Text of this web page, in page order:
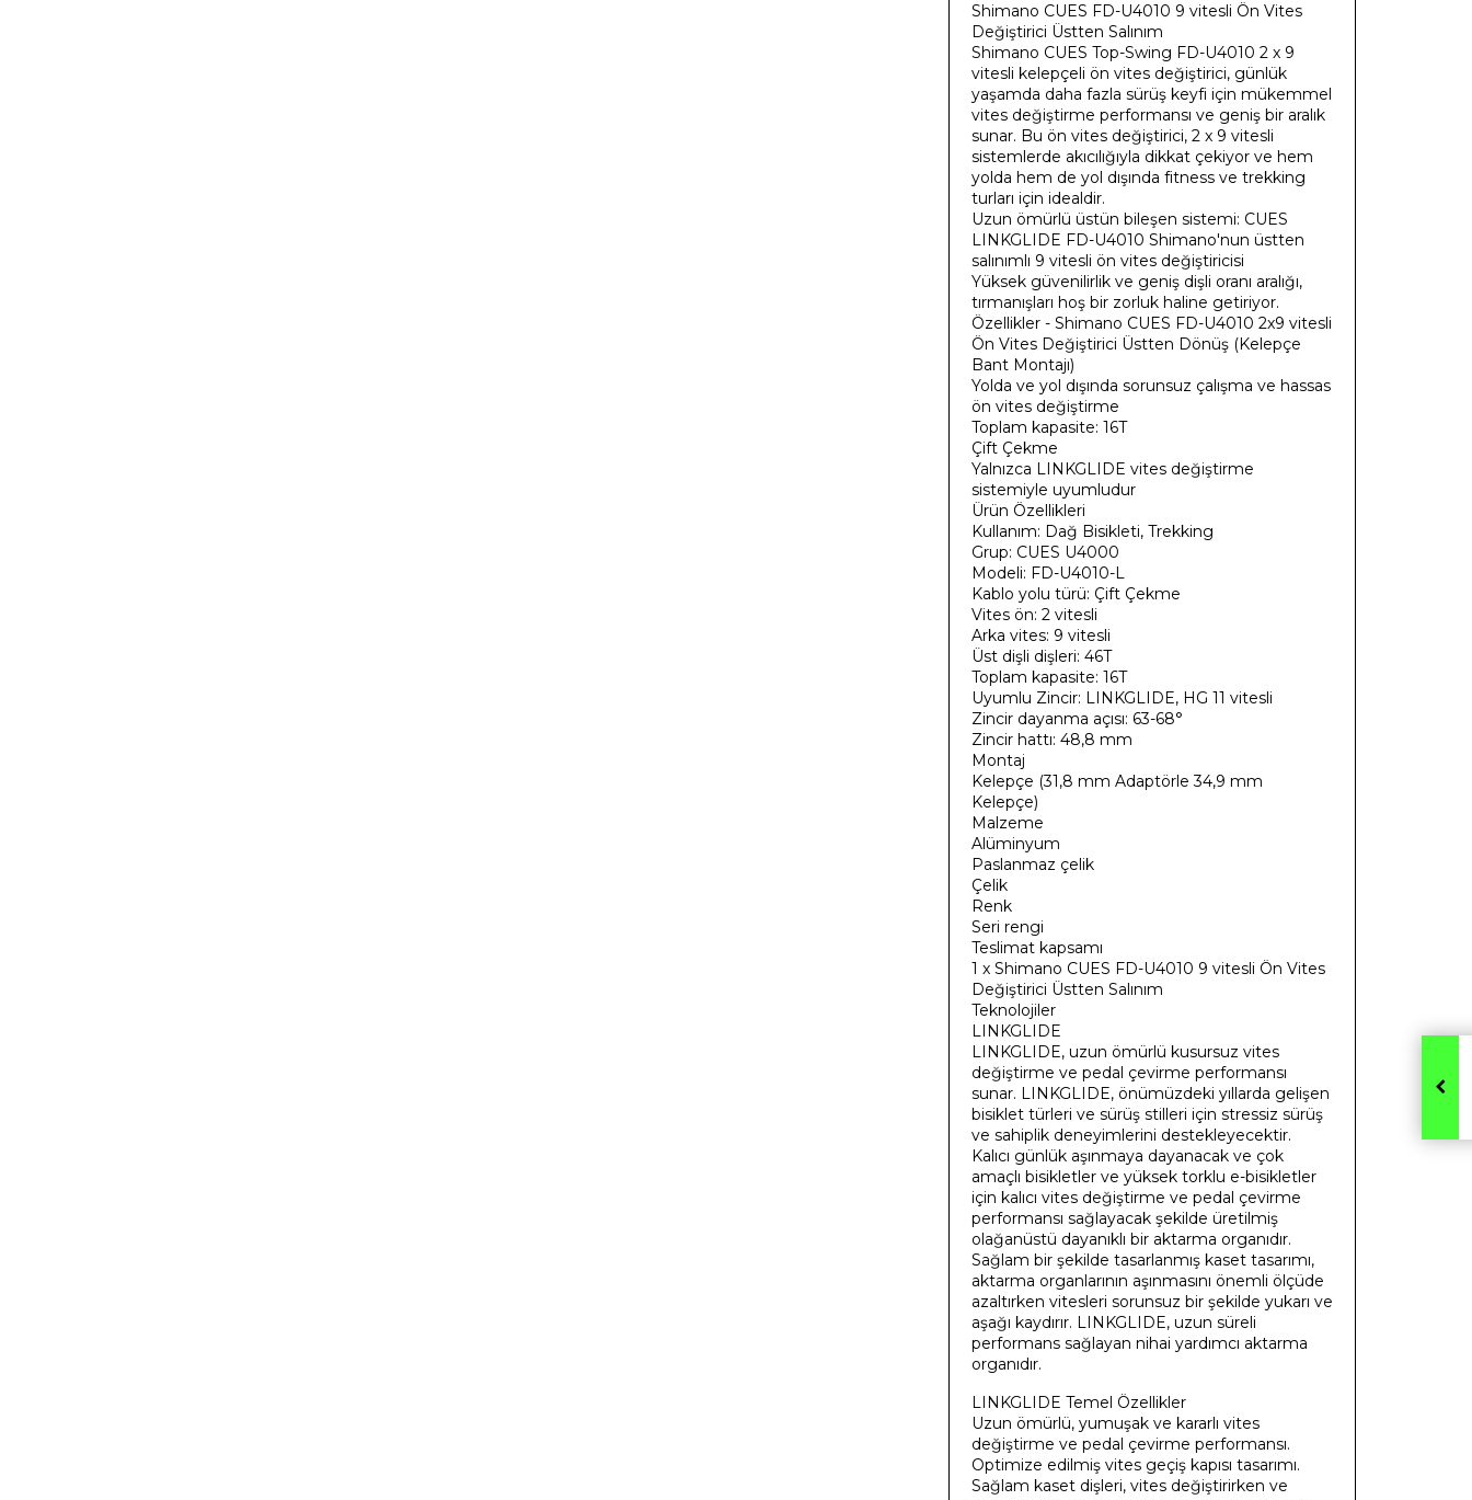
Shimano CUES FD-U4010 9 vitesli Ön Vites
Değiştirici Üstten Salınım
Shimano CUES Top-Swing FD-U4010 2 x 9
vitesli kelepçeli ön vites değiştirici, günlük
yaşamda daha fazla sürüş keyfi için mükemmel
vites değiştirme performansı ve geniş bir aralık
sunar. Bu ön vites değiştirici, 2 x 9 vitesli
sistemlerde akıcılığıyla dikkat çekiyor ve hem
yolda hem de yol dışında fitness ve trekking
turları için idealdir.
Uzun ömürlü üstün bileşen sistemi: CUES
LINKGLIDE FD-U4010 Shimano'nun üstten
salınımlı 9 vitesli ön vites değiştiricisi
Yüksek güvenilirlik ve geniş dişli oranı aralığı,
tırmanışları hoş bir zorluk haline getiriyor.
Özellikler - Shimano CUES FD-U4010 2x9 vitesli
Ön Vites Değiştirici Üstten Dönüş (Kelepçe
Bant Montajı)
Yolda ve yol dışında sorunsuz çalışma ve hassas
ön vites değiştirme
Toplam kapasite: 16T
Çift Çekme
Yalnızca LINKGLIDE vites değiştirme
sistemiyle uyumludur
Ürün Özellikleri
Kullanım: Dağ Bisikleti, Trekking
Grup: CUES U4000
Modeli: FD-U4010-L
Kablo yolu türü: Çift Çekme
Vites ön: 2 vitesli
Arka vites: 9 vitesli
Üst dişli dişleri: 46T
Toplam kapasite: 16T
Uyumlu Zincir: LINKGLIDE, HG 11 vitesli
Zincir dayanma açısı: 63-68°
Zincir hattı: 48,8 mm
Montaj
Kelepçe (31,8 mm Adaptörle 34,9 mm
Kelepçe)
Malzeme
Alüminyum
Paslanmaz çelik
Çelik
Renk
Seri rengi
Teslimat kapsamı
1 x Shimano CUES FD-U4010 9 vitesli Ön Vites
Değiştirici Üstten Salınım
Teknolojiler
LINKGLIDE
LINKGLIDE, uzun ömürlü kusursuz vites
değiştirme ve pedal çevirme performansı
sunar. LINKGLIDE, önümüzdeki yıllarda gelişen
bisiklet türleri ve sürüş stilleri için stressiz sürüş
ve sahiplik deneyimlerini destekleyecektir.
Kalıcı günlük aşınmaya dayanacak ve çok
amaçlı bisikletler ve yüksek torklu e-bisikletler
için kalıcı vites değiştirme ve pedal çevirme
performansı sağlayacak şekilde üretilmiş
olağanüstü dayanıklı bir aktarma organıdır.
Sağlam bir şekilde tasarlanmış kaset tasarımı,
aktarma organlarının aşınmasını önemli ölçüde
azaltırken vitesleri sorunsuz bir şekilde yukarı ve
aşağı kaydırır. LINKGLIDE, uzun süreli
performans sağlayan nihai yardımcı aktarma
organıdır.
LINKGLIDE Temel Özellikler
Uzun ömürlü, yumuşak ve kararlı vites
değiştirme ve pedal çevirme performansı.
Optimize edilmiş vites geçiş kapısı tasarımı.
Sağlam kaset dişleri, vites değiştirirken ve